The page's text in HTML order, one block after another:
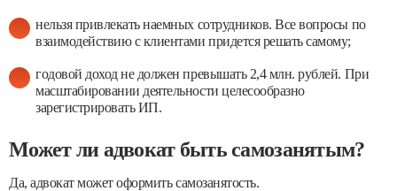
нельзя привлекать наемных сотрудников. Все вопросы по
взаимодействию с клиентами придется решать самому;
годовой доход не должен превышать 2,4 млн. рублей. При
масштабировании деятельности целесообразно
зарегистрировать ИП.
Может ли адвокат быть самозанятым?
Да, адвокат может оформить самозанятость.